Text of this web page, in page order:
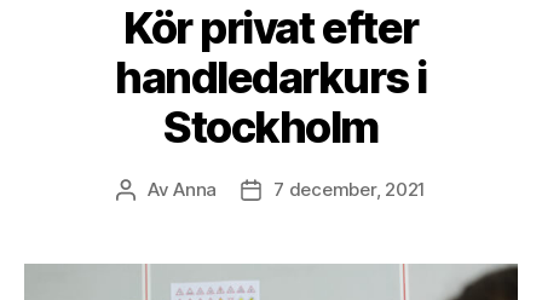
Kör privat efter
handledarkurs i
Stockholm
Inläggsförfattare
AvAnna Inläggsdatum
7 december, 2021